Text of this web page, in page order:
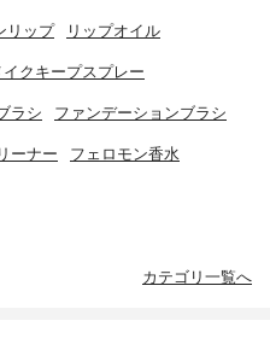
リップ リップオイル
イクキープスプレー
ラシ ファンデーションブラシ
ーナー フェロモン香水
カテゴリ一覧へ